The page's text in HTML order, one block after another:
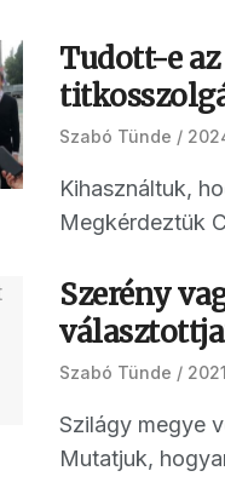
Tudott-e
Szabó Tünde
Kihasználtuk,
Megkérdeztük
Szerény
Szabó Tünde
Szilágy megye
Mutatjuk,